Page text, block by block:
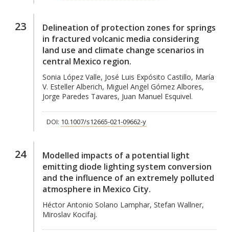
23
Delineation of protection zones for springs
in fractured volcanic media considering
land use and climate change scenarios in
central Mexico region.
Sonia López Valle, José Luis Expósito Castillo, María
V. Esteller Alberich, Miguel Angel Gómez Albores,
Jorge Paredes Tavares, Juan Manuel Esquivel.
DOI: 10.1007/s12665-021-09662-y
24
Modelled impacts of a potential light
emitting diode lighting system conversion
and the influence of an extremely polluted
atmosphere in Mexico City.
Héctor Antonio Solano Lamphar, Stefan Wallner,
Miroslav Kocifaj.